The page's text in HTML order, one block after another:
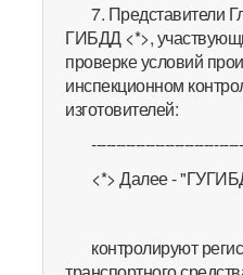
7. Представители
ГИБДД <*>,
проверке условий
инспекционном
изготовителей:
<*> Далее -
контролируют